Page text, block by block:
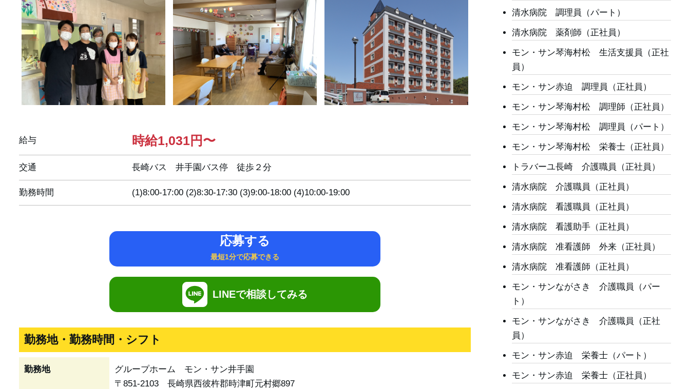
給与 時給1,031円〜
交通 長崎バス 井手園バス停 徒歩２分
勤務時間 (1)8:00-17:00 (2)8:30-17:30 (3)9:00-18:00 (4)10:00-19:00
応募する
最短1分で応募できる
LINEで相談してみる
勤務地・勤務時間・シフト
勤務地
グループホーム モン・サン井手園
〒851-2103 長崎県西彼杵郡時津町元村郷897
清水病院 調理員（パート）
清水病院 薬剤師（正社員）
モン・サン琴海村松 生活支援員（正社
員）
モン・サン赤迫 調理員（正社員）
モン・サン琴海村松 調理師（正社員）
モン・サン琴海村松 調理員（パート）
モン・サン琴海村松 栄養士（正社員）
トラバーユ長崎 介護職員（正社員）
清水病院 介護職員（正社員）
清水病院 看護職員（正社員）
清水病院 看護助手（正社員）
清水病院 准看護師 外来（正社員）
清水病院 准看護師（正社員）
モン・サンながさき 介護職員（パー
ト）
モン・サンながさき 介護職員（正社
員）
モン・サン赤迫 栄養士（パート）
モン・サン赤迫 栄養士（正社員）